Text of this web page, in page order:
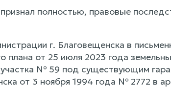
полностью, правовые
г. Благовещенска в
плана от 25 июля 2023 года
участка № 59 под существующим
от 3 ноября 1994 года № 2772 в